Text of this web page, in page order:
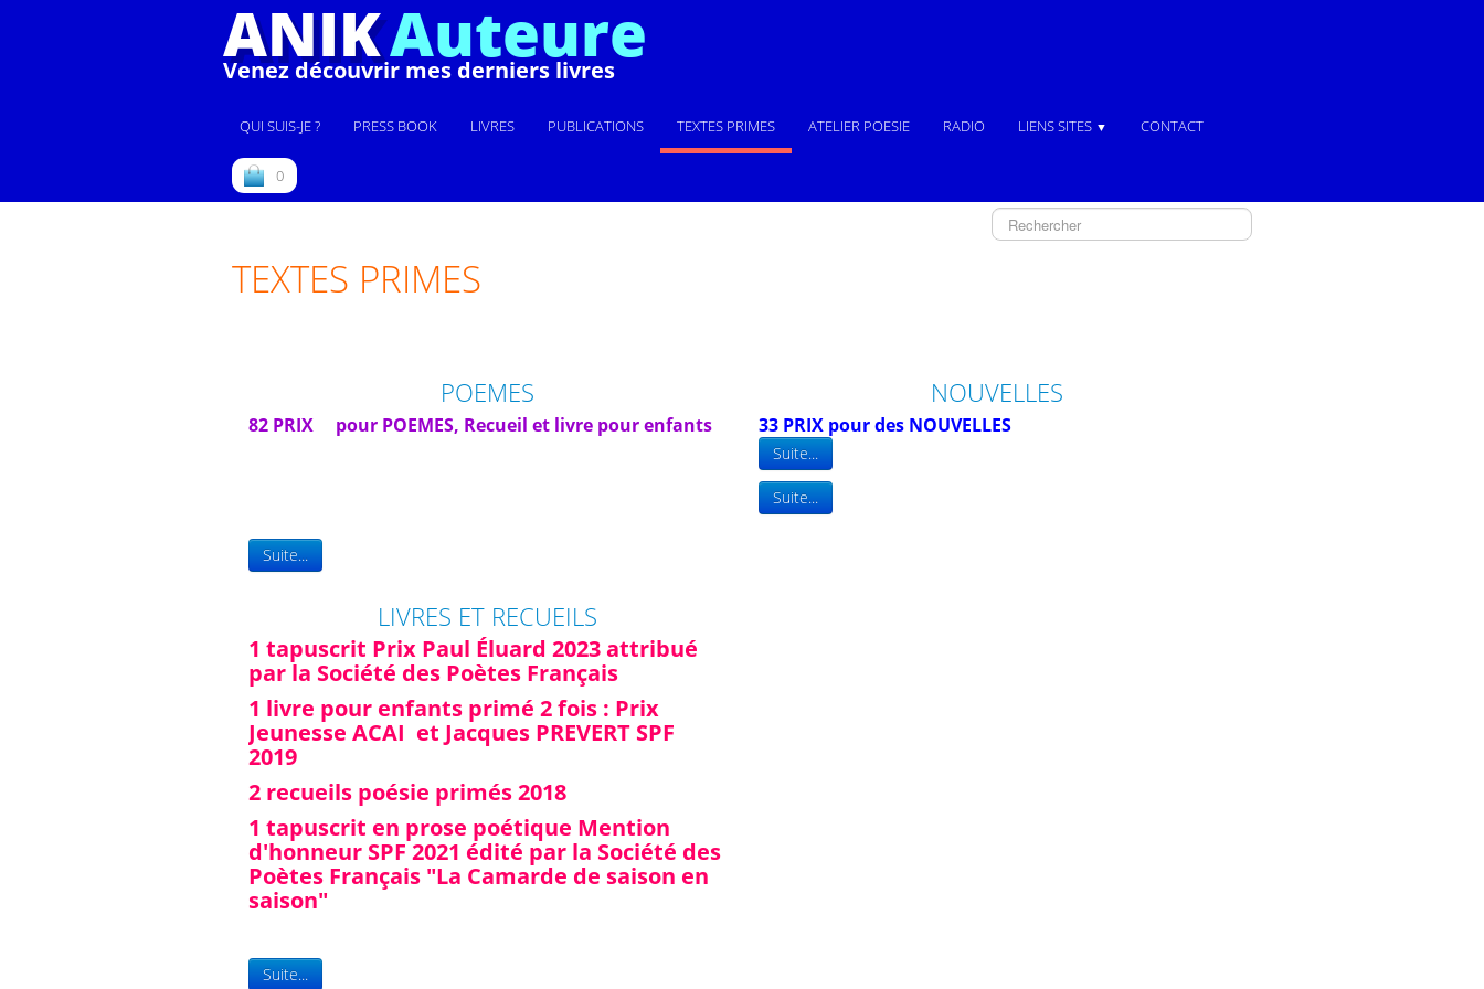
ANIKAuteure
Venez découvrir mes derniers livres
QUI SUIS-JE ? PRESS BOOK LIVRES PUBLICATIONS TEXTES PRIMES ATELIER POESIE RADIO LIENS SITES ▼ CONTACT
0
TEXTES PRIMES
POEMES
82 PRIX pour POEMES, Recueil et livre pour enfants
Suite...
NOUVELLES
33 PRIX pour des NOUVELLES
Suite...
Suite...
LIVRES ET RECUEILS
1 tapuscrit Prix Paul Éluard 2023 attribué
par la Société des Poètes Français
1 livre pour enfants primé 2 fois : Prix
Jeunesse ACAI et Jacques PREVERT SPF
2019
2 recueils poésie primés 2018
1 tapuscrit en prose poétique Mention
d'honneur SPF 2021 édité par la Société des
Poètes Français "La Camarde de saison en
saison"
Suite...